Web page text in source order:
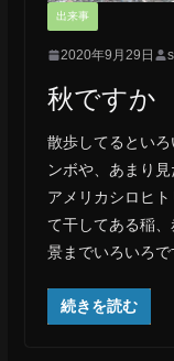
出来事
2020年9月29日
秋ですか
散歩してるとい
ンボや、あまり
アメリカシロヒ
て干してある稲
景までいろいろで
続きを読む